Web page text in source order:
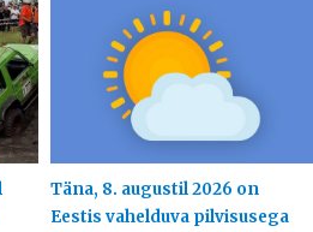
Täna, 8. augustil 2026 on
Eestis vahelduva pilvisusega